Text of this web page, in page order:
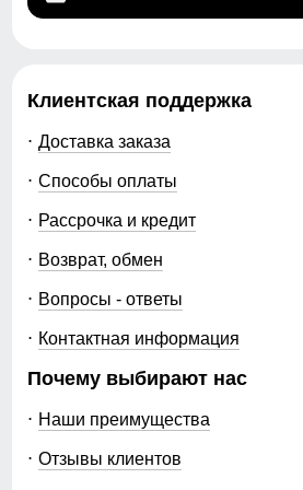
Клиентская поддержка
Доставка заказа
Способы оплаты
Рассрочка и кредит
Возврат, обмен
Вопросы - ответы
Контактная информация
Почему выбирают нас
Наши преимущества
Отзывы клиентов